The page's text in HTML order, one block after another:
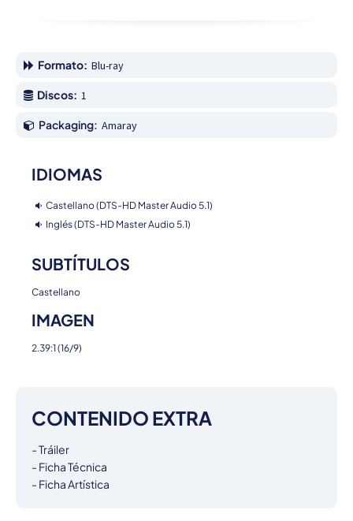
Formato: Blu-ray
Discos: 1
Packaging: Amaray
IDIOMAS
Castellano (DTS-HD Master Audio 5.1)
Inglés (DTS-HD Master Audio 5.1)
SUBTÍTULOS
Castellano
IMAGEN
2.39:1 (16/9)
CONTENIDO EXTRA
- Tráiler
- Ficha Técnica
- Ficha Artística